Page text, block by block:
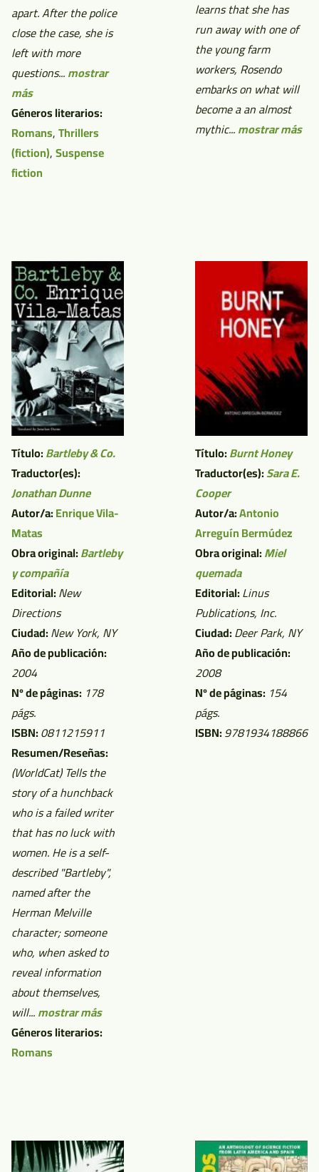
apart. After the police
close the case, she is
left with more
questions...mostrar
más
Géneros literarios:
Romans,Thrillers
(fiction),Suspense
fiction
learns that she has
run away with one of
the young farm
workers, Rosendo
embarks on what will
become a an almost
mythic...mostrar más
Título:Bartleby & Co.
Traductor(es):
Jonathan Dunne
Autor/a:Enrique Vila-
Matas
Obra original:Bartleby
y compañía
Editorial:New
Directions
Ciudad:New York, NY
Año de publicación:
2004
Nº de páginas: 178
págs.
ISBN:0811215911
Resumen/Reseñas:
(WorldCat)Tells the
story of a hunchback
who is a failed writer
that has no luck with
women. He is a self-
described "Bartleby",
named after the
Herman Melville
character; someone
who, when asked to
reveal information
about themselves,
will...mostrar más
Géneros literarios:
Romans
Título:Burnt Honey
Traductor(es):Sara E.
Cooper
Autor/a:Antonio
Arreguín Bermúdez
Obra original:Miel
quemada
Editorial:Linus
Publications, Inc.
Ciudad:Deer Park, NY
Año de publicación:
2008
Nº de páginas: 154
págs.
ISBN:9781934188866